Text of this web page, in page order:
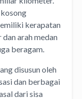
kerapatan
arah medan
beragam.
disusun oleh
dan berbagai
dari sisa